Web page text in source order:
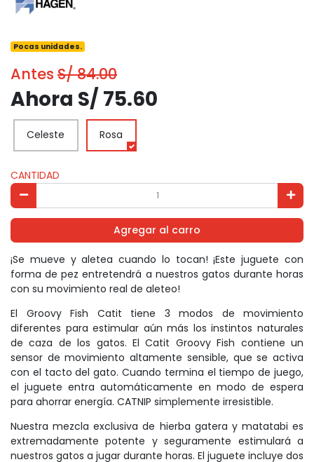
Pocas unidades.
Antes S/ 84.00
Ahora S/ 75.60
Celeste Rosa
CANTIDAD
Agregar al carro
¡Se mueve y aletea cuando lo tocan! ¡Este juguete con
forma de pez entretendrá a nuestros gatos durante horas
con su movimiento real de aleteo!
El Groovy Fish Catit tiene 3 modos de movimiento
diferentes para estimular aún más los instintos naturales
de caza de los gatos. El Catit Groovy Fish contiene un
sensor de movimiento altamente sensible, que se activa
con el tacto del gato. Cuando termina el tiempo de juego,
el juguete entra automáticamente en modo de espera
para ahorrar energía. CATNIP simplemente irresistible.
Nuestra mezcla exclusiva de hierba gatera y matatabi es
extremadamente potente y seguramente estimulará a
nuestros gatos a jugar durante horas. El juguete incluye dos